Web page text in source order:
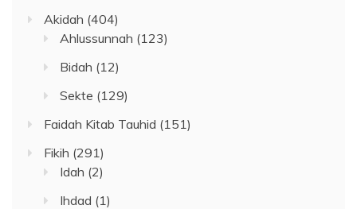
Akidah (404)
Ahlussunnah (123)
Bidah (12)
Sekte (129)
Faidah Kitab Tauhid (151)
Fikih (291)
Idah (2)
Ihdad (1)